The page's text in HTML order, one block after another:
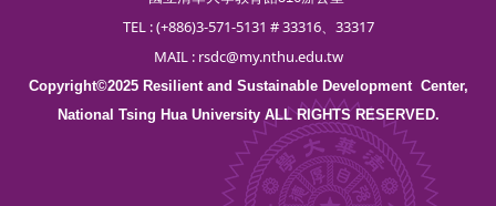
TEL : (+886)3-571-5131 # 33316、33317
MAIL : rsdc@my.nthu.edu.tw
Copyright©2025 Resilient and Sustainable Development Center,
National Tsing Hua University ALL RIGHTS RESERVED.